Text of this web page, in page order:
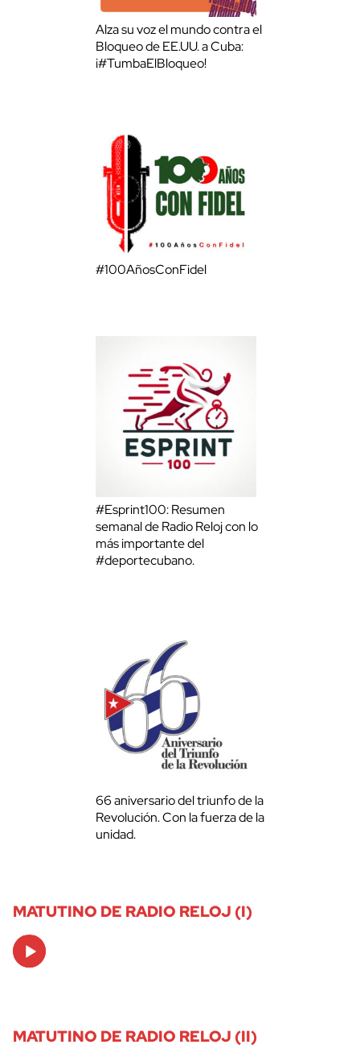
Alza su voz el mundo contra el
Bloqueo de EE.UU. a Cuba:
¡#TumbaElBloqueo!
#100AñosConFidel
#Esprint100: Resumen
semanal de Radio Reloj con lo
más importante del
#deportecubano.
66 aniversario del triunfo de la
Revolución. Con la fuerza de la
unidad.
MATUTINO DE RADIO RELOJ (I)
Audio
Player
MATUTINO DE RADIO RELOJ (II)